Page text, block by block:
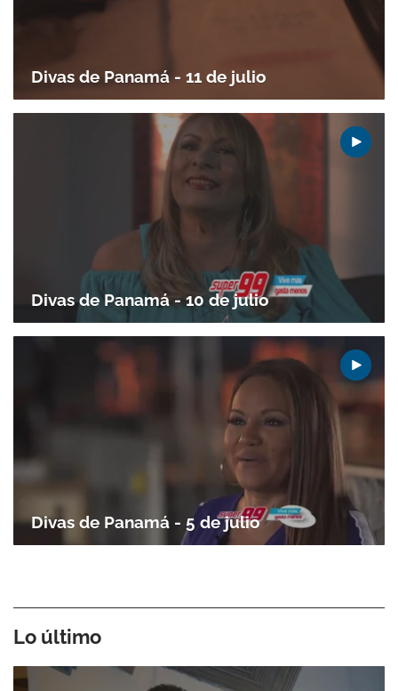
Gracias por suscribirte a nuestro boletín.
ACEPTAR
Divas de Panamá - 11 de julio
Divas de Panamá - 10 de julio
Divas de Panamá - 5 de julio
Lo último